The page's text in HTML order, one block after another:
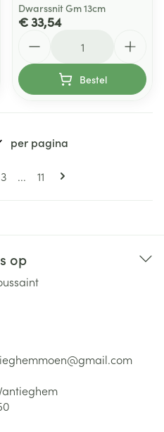
Dwarssnit Gm 13cm
€ 33,54
Bestel
Pagina's pagina
Pagina
3 ... Pagina
11
per pagina
op
gmail.com